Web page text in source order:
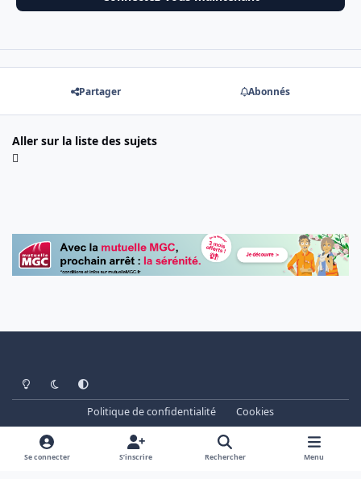
Partager Abonnés
Aller sur la liste des sujets
Light ModeDark ModeSystem Preference
Politique de confidentialité
Cookies
www.cheminots.net - Forum Libre depuis 2003
Powered by
Invision Community
Se connecter S’inscrire Rechercher Menu